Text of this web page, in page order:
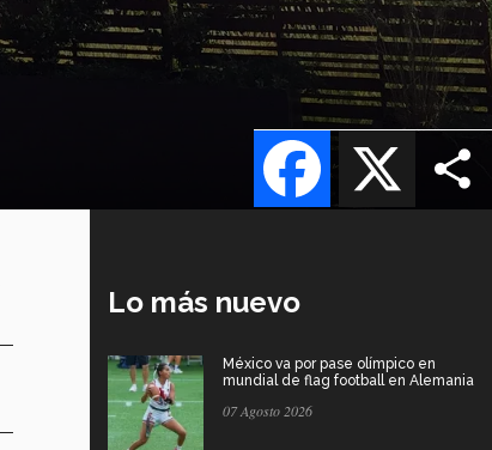
X
Facebook
Lo más nuevo
México va por pase olímpico en
mundial de flag football en Alemania
07 Agosto 2026